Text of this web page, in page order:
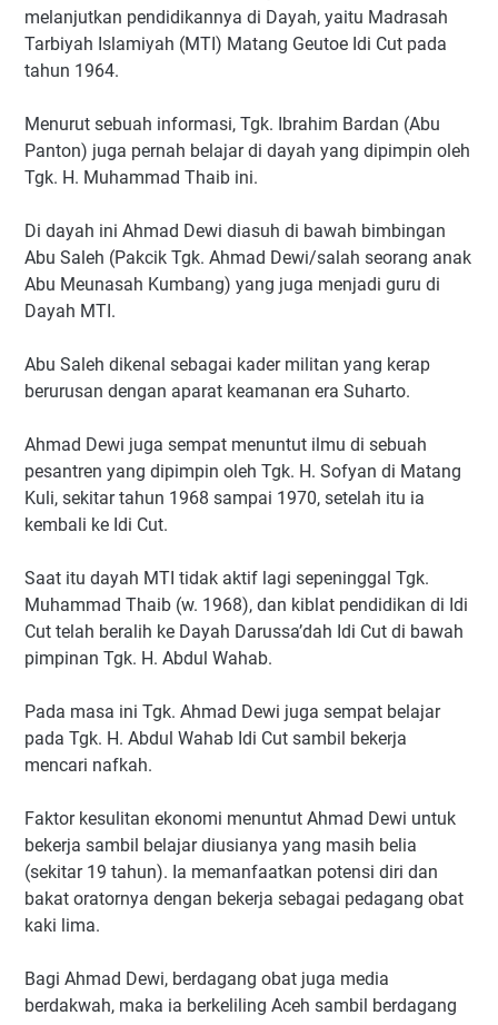
melanjutkan pendidikannya di Dayah, yaitu Madrasah
Tarbiyah Islamiyah (MTI) Matang Geutoe Idi Cut pada
tahun 1964.
Menurut sebuah informasi, Tgk. Ibrahim Bardan (Abu
Panton) juga pernah belajar di dayah yang dipimpin oleh
Tgk. H. Muhammad Thaib ini.
Di dayah ini Ahmad Dewi diasuh di bawah bimbingan
Abu Saleh (Pakcik Tgk. Ahmad Dewi/salah seorang anak
Abu Meunasah Kumbang) yang juga menjadi guru di
Dayah MTI.
Abu Saleh dikenal sebagai kader militan yang kerap
berurusan dengan aparat keamanan era Suharto.
Ahmad Dewi juga sempat menuntut ilmu di sebuah
pesantren yang dipimpin oleh Tgk. H. Sofyan di Matang
Kuli, sekitar tahun 1968 sampai 1970, setelah itu ia
kembali ke Idi Cut.
Saat itu dayah MTI tidak aktif lagi sepeninggal Tgk.
Muhammad Thaib (w. 1968), dan kiblat pendidikan di Idi
Cut telah beralih ke Dayah Darussa’dah Idi Cut di bawah
pimpinan Tgk. H. Abdul Wahab.
Pada masa ini Tgk. Ahmad Dewi juga sempat belajar
pada Tgk. H. Abdul Wahab Idi Cut sambil bekerja
mencari nafkah.
Faktor kesulitan ekonomi menuntut Ahmad Dewi untuk
bekerja sambil belajar diusianya yang masih belia
(sekitar 19 tahun). Ia memanfaatkan potensi diri dan
bakat oratornya dengan bekerja sebagai pedagang obat
kaki lima.
Bagi Ahmad Dewi, berdagang obat juga media
berdakwah, maka ia berkeliling Aceh sambil berdagang